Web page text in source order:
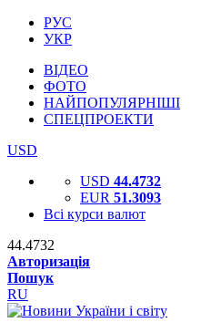
РУС
УКР
ВІДЕО
ФОТО
НАЙПОПУЛЯРНІШІ
СПЕЦПРОЕКТИ
USD
USD 44.4732
EUR 51.3093
Всі курси валют
44.4732
Авторизація
Пошук
RU